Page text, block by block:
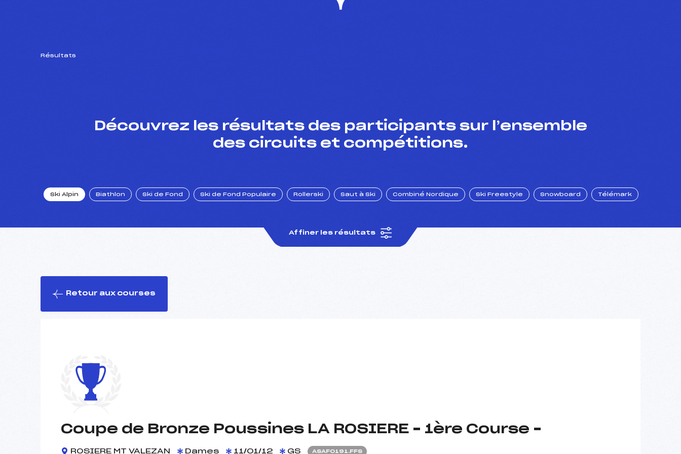
Résultats
Découvrez les résultats des participants sur l’ensemble
des circuits et compétitions.
Ski Alpin Biathlon Ski de Fond Ski de Fond Populaire Rollerski Saut à Ski Combiné Nordique Ski Freestyle Snowboard Télémark
Affiner les résultats
Retour aux courses
Coupe de Bronze Poussines LA ROSIERE – 1ère Course –
ROSIERE MT VALEZAN Dames 11/01/12 GS ASAF0191.FFS